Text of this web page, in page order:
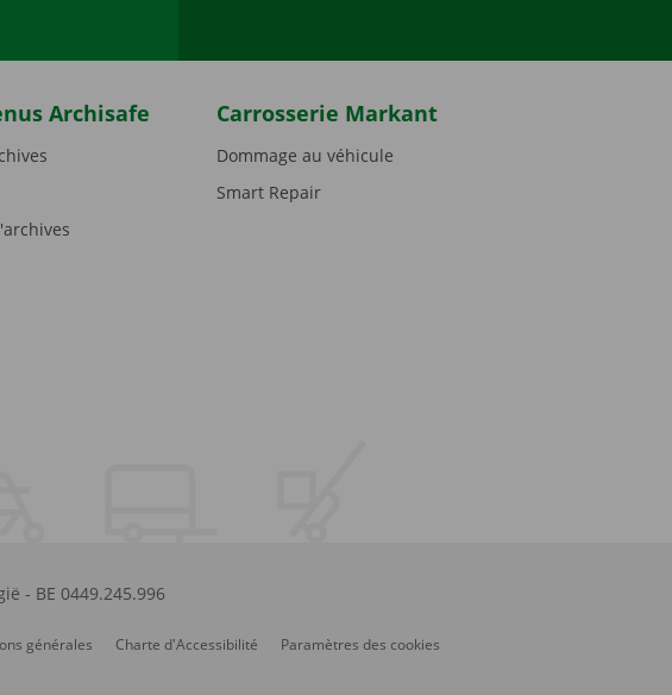
Archisafe Carrosserie Markant
Dommage au véhicule
Smart Repair
- BE 0449.245.996
générales Charte d'Accessibilité Paramètres des cookies